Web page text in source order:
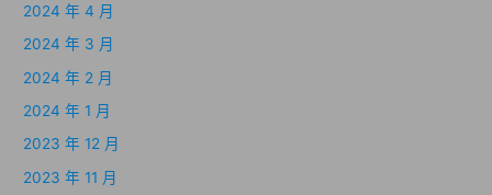
2024 年 4 月
2024 年 3 月
2024 年 2 月
2024 年 1 月
2023 年 12 月
2023 年 11 月